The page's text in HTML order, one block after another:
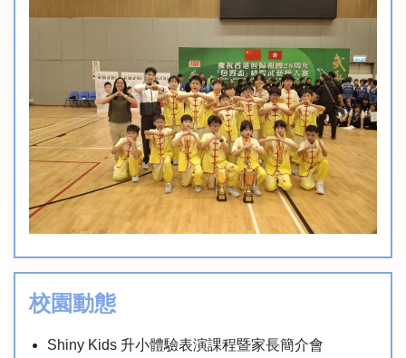
校園動態
Shiny Kids 升小體驗表演課程暨家長簡介會